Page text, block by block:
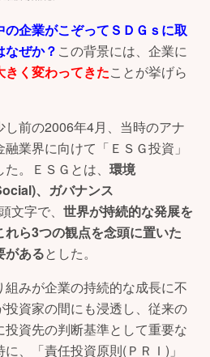
の企業がこぞってＳＤＧｓに取
なぜか？ この背景には、企業に
く変わってきたことが挙げら
し前の2006年4月、当時のアナ
業界に向けて「ＥＳＧ投資」
。ＥＳＧとは、 環境
、ガバナンス
文字で、 世界が持続的な発展を
ら3つの観点を念頭に置いた
があるとした。
みが企業の持続的な成長に不
資家の間にも浸透し、従来の
資先の判断基準として重要な
、「責任投資原則(ＰＲＩ)」